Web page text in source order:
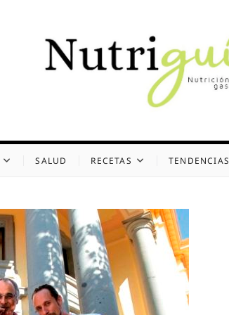
SALUD RECETAS TENDENCIAS